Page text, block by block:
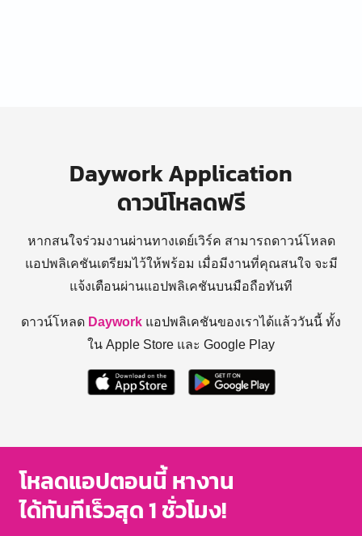
Daywork Application
ดาวน์โหลดฟรี
หากสนใจร่วมงานผ่านทางเดย์เวิร์ค สามารถดาวน์โหลด
แอปพลิเคชันเตรียมไว้ให้พร้อม เมื่อมีงานที่คุณสนใจ จะมี
แจ้งเตือนผ่านแอปพลิเคชันบนมือถือทันที
ดาวน์โหลด Daywork แอปพลิเคชันของเราได้แล้ววันนี้ ทั้ง
ใน Apple Store และ Google Play
โหลดแอปตอนนี้ หางาน
ได้ทันทีเร็วสุด 1 ชั่วโมง!